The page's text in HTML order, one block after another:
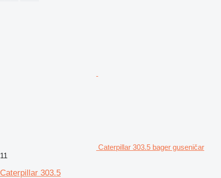
Caterpillar 303.5 bager guseničar
11
Caterpillar 303.5